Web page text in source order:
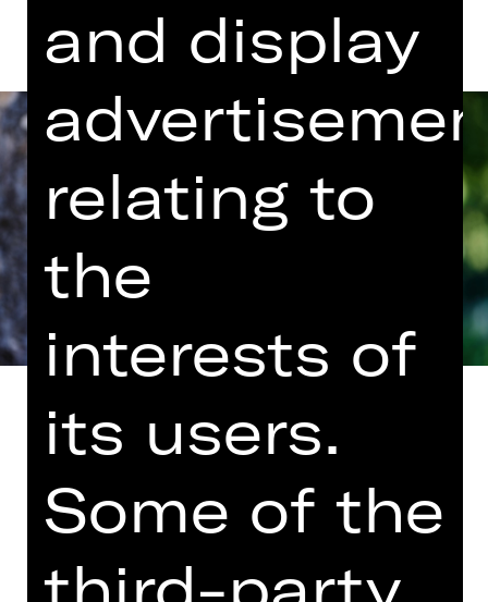
im Rahmen von Import/Export:
Klasse!
Klassismus bezeichnet die
and display
relating to
the
interests of
its users.
Some of the
third-party